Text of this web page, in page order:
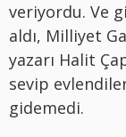
veriyordu. Ve
aldı, Milliyet
yazarı Halit
sevip
gidemedi.